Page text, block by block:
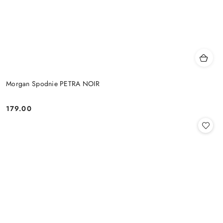
Morgan Spodnie PETRA NOIR
Cena:
179.00